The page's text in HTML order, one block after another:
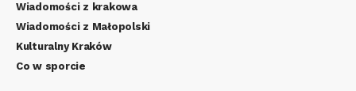
Wiadomości z krakowa
Wiadomości z Małopolski
Kulturalny Kraków
Co w sporcie